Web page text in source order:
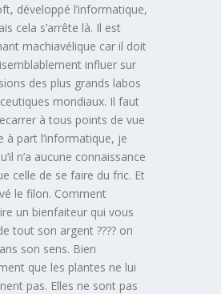
développé l’informatique,
cela s’arrête là. Il est
machiavélique car il doit
influer sur
des plus grands labos
mondiaux. Il faut
à tous points de vue
à part l’informatique, je
n’a aucune connaissance
celle de se faire du fric. Et
le filon. Comment
un bienfaiteur qui vous
tout son argent ???? on
son sens. Bien
que les plantes ne lui
pas. Elles ne sont pas